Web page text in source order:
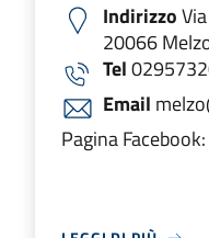
Indirizzo
20066
Tel
Email
Pagina